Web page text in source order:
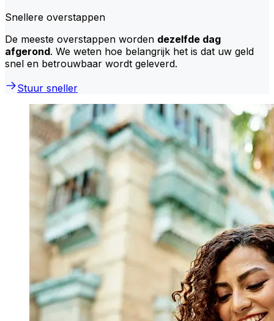
Snellere overstappen
De meeste overstappen worden dezelfde dag
afgerond. We weten hoe belangrijk het is dat uw geld
snel en betrouwbaar wordt geleverd.
Stuur sneller